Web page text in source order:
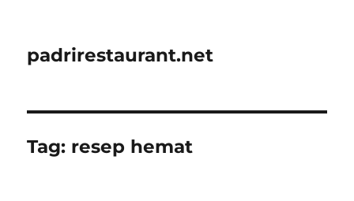
padrirestaurant.net
Tag: resep hemat